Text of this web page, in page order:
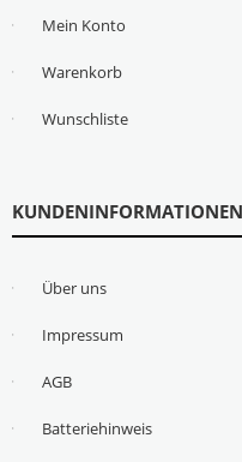
Mein Konto
Warenkorb
Wunschliste
KUNDENINFORMATIONEN
Über uns
Impressum
AGB
Batteriehinweis